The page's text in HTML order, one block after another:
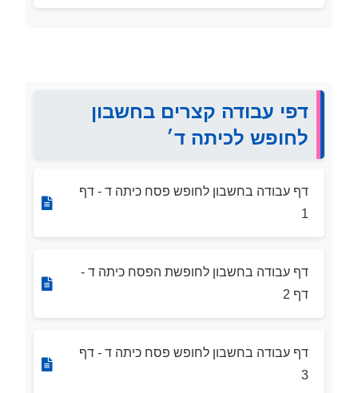
דפי עבודה קצרים בחשבון
לחופש לכיתה ד׳
דף עבודה בחשבון לחופש פסח כיתה ד - דף
1
דף עבודה בחשבון לחופשת הפסח כיתה ד -
דף 2
דף עבודה בחשבון לחופש פסח כיתה ד - דף
3